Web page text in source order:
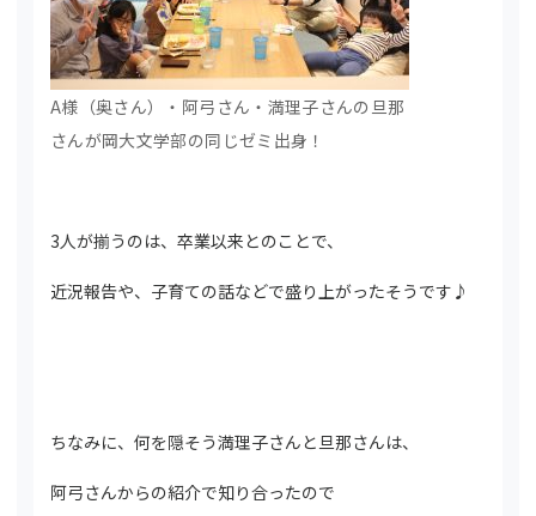
A様（奥さん）・阿弓さん・満理子さんの旦那
さんが岡大文学部の同じゼミ出身！
3人が揃うのは、卒業以来とのことで、
近況報告や、子育ての話などで盛り上がったそうです♪
ちなみに、何を隠そう満理子さんと旦那さんは、
阿弓さんからの紹介で知り合ったので